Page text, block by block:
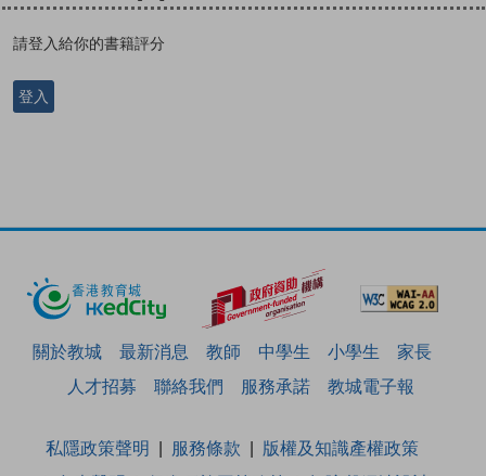
請登入給你的書籍評分
登入
關於教城 最新消息 教師 中學生 小學生
家長
人才招募
聯絡我們 服務承諾 教城電子報
私隱政策聲明 服務條款
版權及知識產權政策